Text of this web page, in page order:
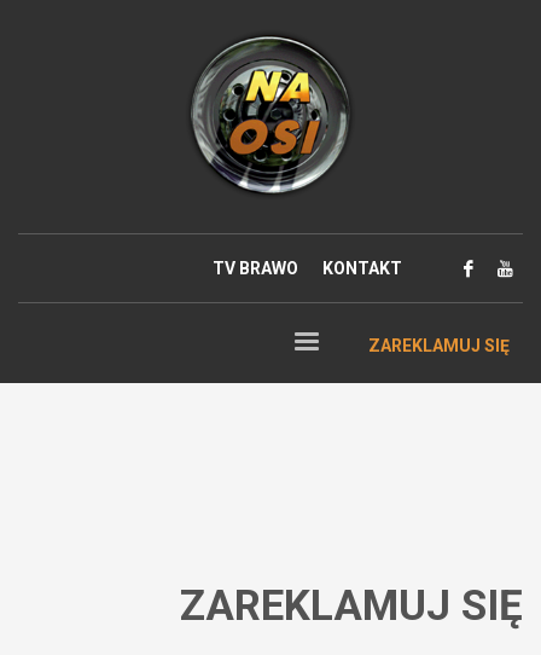
TV BRAWO KONTAKT
ZAREKLAMUJ SIĘ
ZAREKLAMUJ SIĘ